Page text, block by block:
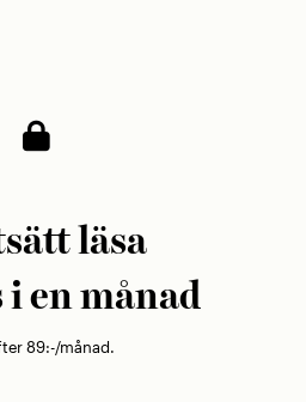
läsa
i en månad
89:-/månad.